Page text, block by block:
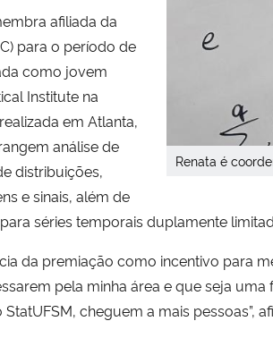
Renata é
afiliada da
para o período de
como jovem
Institute na
em Atlanta,
análise de
distribuições,
e sinais, além de
séries temporais duplamente
da premiação como incentivo para
pela minha área e que seja
cheguem a mais pessoas”,